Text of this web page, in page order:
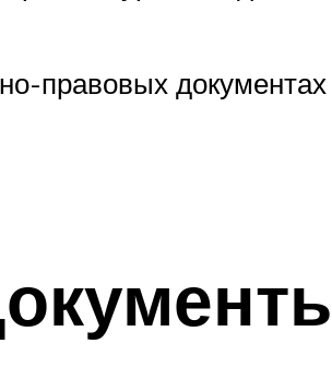
правовых